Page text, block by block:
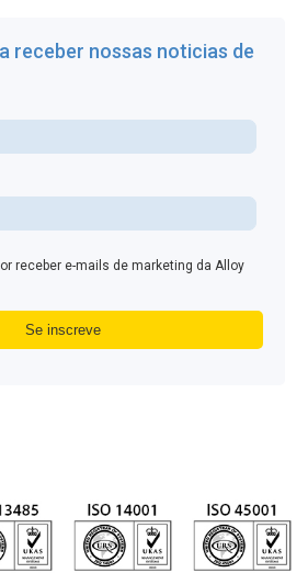
receber nossas noticias de
receber e-mails de marketing da Alloy